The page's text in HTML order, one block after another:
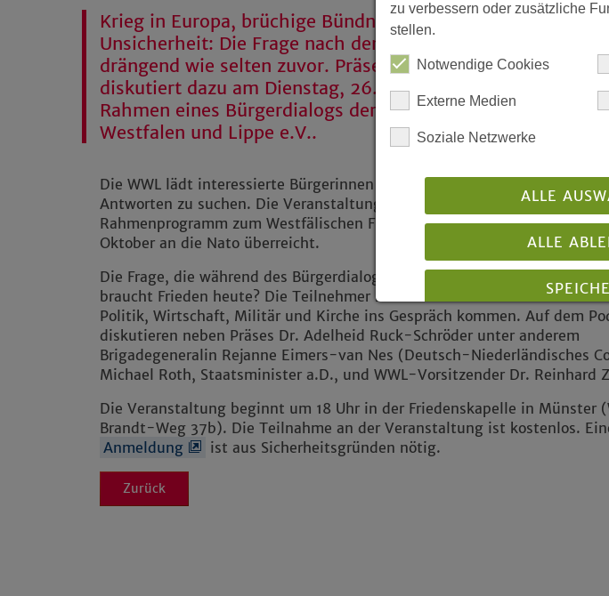
Krieg in Europa, brüchige Bündnisse, wachsende
Unsicherheit: Die Frage nach den Bedingungen von Frieden
drängend wie selten zuvor. Präses Dr. Adelheid Ruck-
diskutiert dazu am Dienstag, 26. Mai, ab 18 Uhr in Münster
Rahmen eines Bürgerdialogs der Wirtschaftlichen
Westfalen und Lippe e.V..
Die WWL lädt interessierte Bürgerinnen und Bürger ein, gemeinsam nach
Antworten zu suchen. Die Veranstaltung ist gleichzeitig Auftakt für das
Rahmenprogramm zum Westfälischen Friedenspreis 2026. Dieser wird
Oktober an die Nato überreicht.
Die Frage, die während des Bürgerdialogs im Mittelpunkt steht, lautet:
braucht Frieden heute? Die Teilnehmer können darüber mit Vertretern
Politik, Wirtschaft, Militär und Kirche ins Gespräch kommen. Auf dem
diskutieren neben Präses Dr. Adelheid Ruck-Schröder unter anderem
Brigadegeneralin Rejanne Eimers-van Nes (Deutsch-Niederländisches
Michael Roth, Staatsminister a.D., und WWL-Vorsitzender Dr. Reinhard
Die Veranstaltung beginnt um 18 Uhr in der Friedenskapelle in Münster
Brandt-Weg 37b). Die Teilnahme an der Veranstaltung ist kostenlos.
Anmeldung
ist aus Sicherheitsgründen nötig.
Zurück
zu verbessern oder zusätzliche
stellen.
Notwendige Cookies
Externe Medien
Soziale Netzwerke
ALLE
ALLE
Details
Impressum |